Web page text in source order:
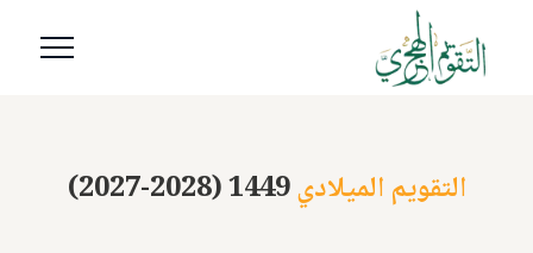
(2027-2028) 1449التقويم الميلادي